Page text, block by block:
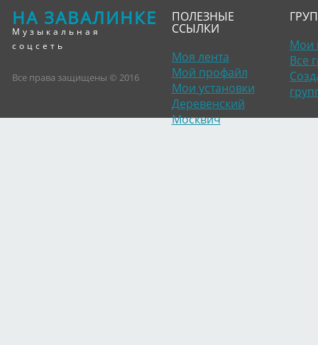
НА ЗАВАЛИНКЕ
Музыкальная
соцсеть
Все права защищены © 2016
ПОЛЕЗНЫЕ
ССЫЛКИ
Моя лента
Мой профайл
Мои установки
Деревенский
Москвич
Мои
Все